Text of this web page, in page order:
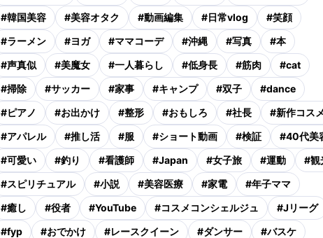
#韓国美容 #美容オタク #動画編集 #日常vlog #笑顔
#ラーメン #ヨガ #ママコーデ #沖縄 #写真 #本
#声真似 #美魔女 #一人暮らし #低身長 #筋肉 #cat
#掃除 #サッカー #家事 #キャンプ #双子 #dance
#ピアノ #お出かけ #整形 #おもしろ #社長 #新作コス
#アパレル #推し活 #服 #ショート動画 #検証 #40代美
#可愛い #釣り #看護師 #Japan #女子旅 #運動 #観
#スピリチュアル #小説 #美容医療 #家電 #年子ママ
#癒し #役者 #YouTube #コスメコンシェルジュ #Jリーグ
#fyp #おでかけ #レースクイーン #ダンサー #バスケ